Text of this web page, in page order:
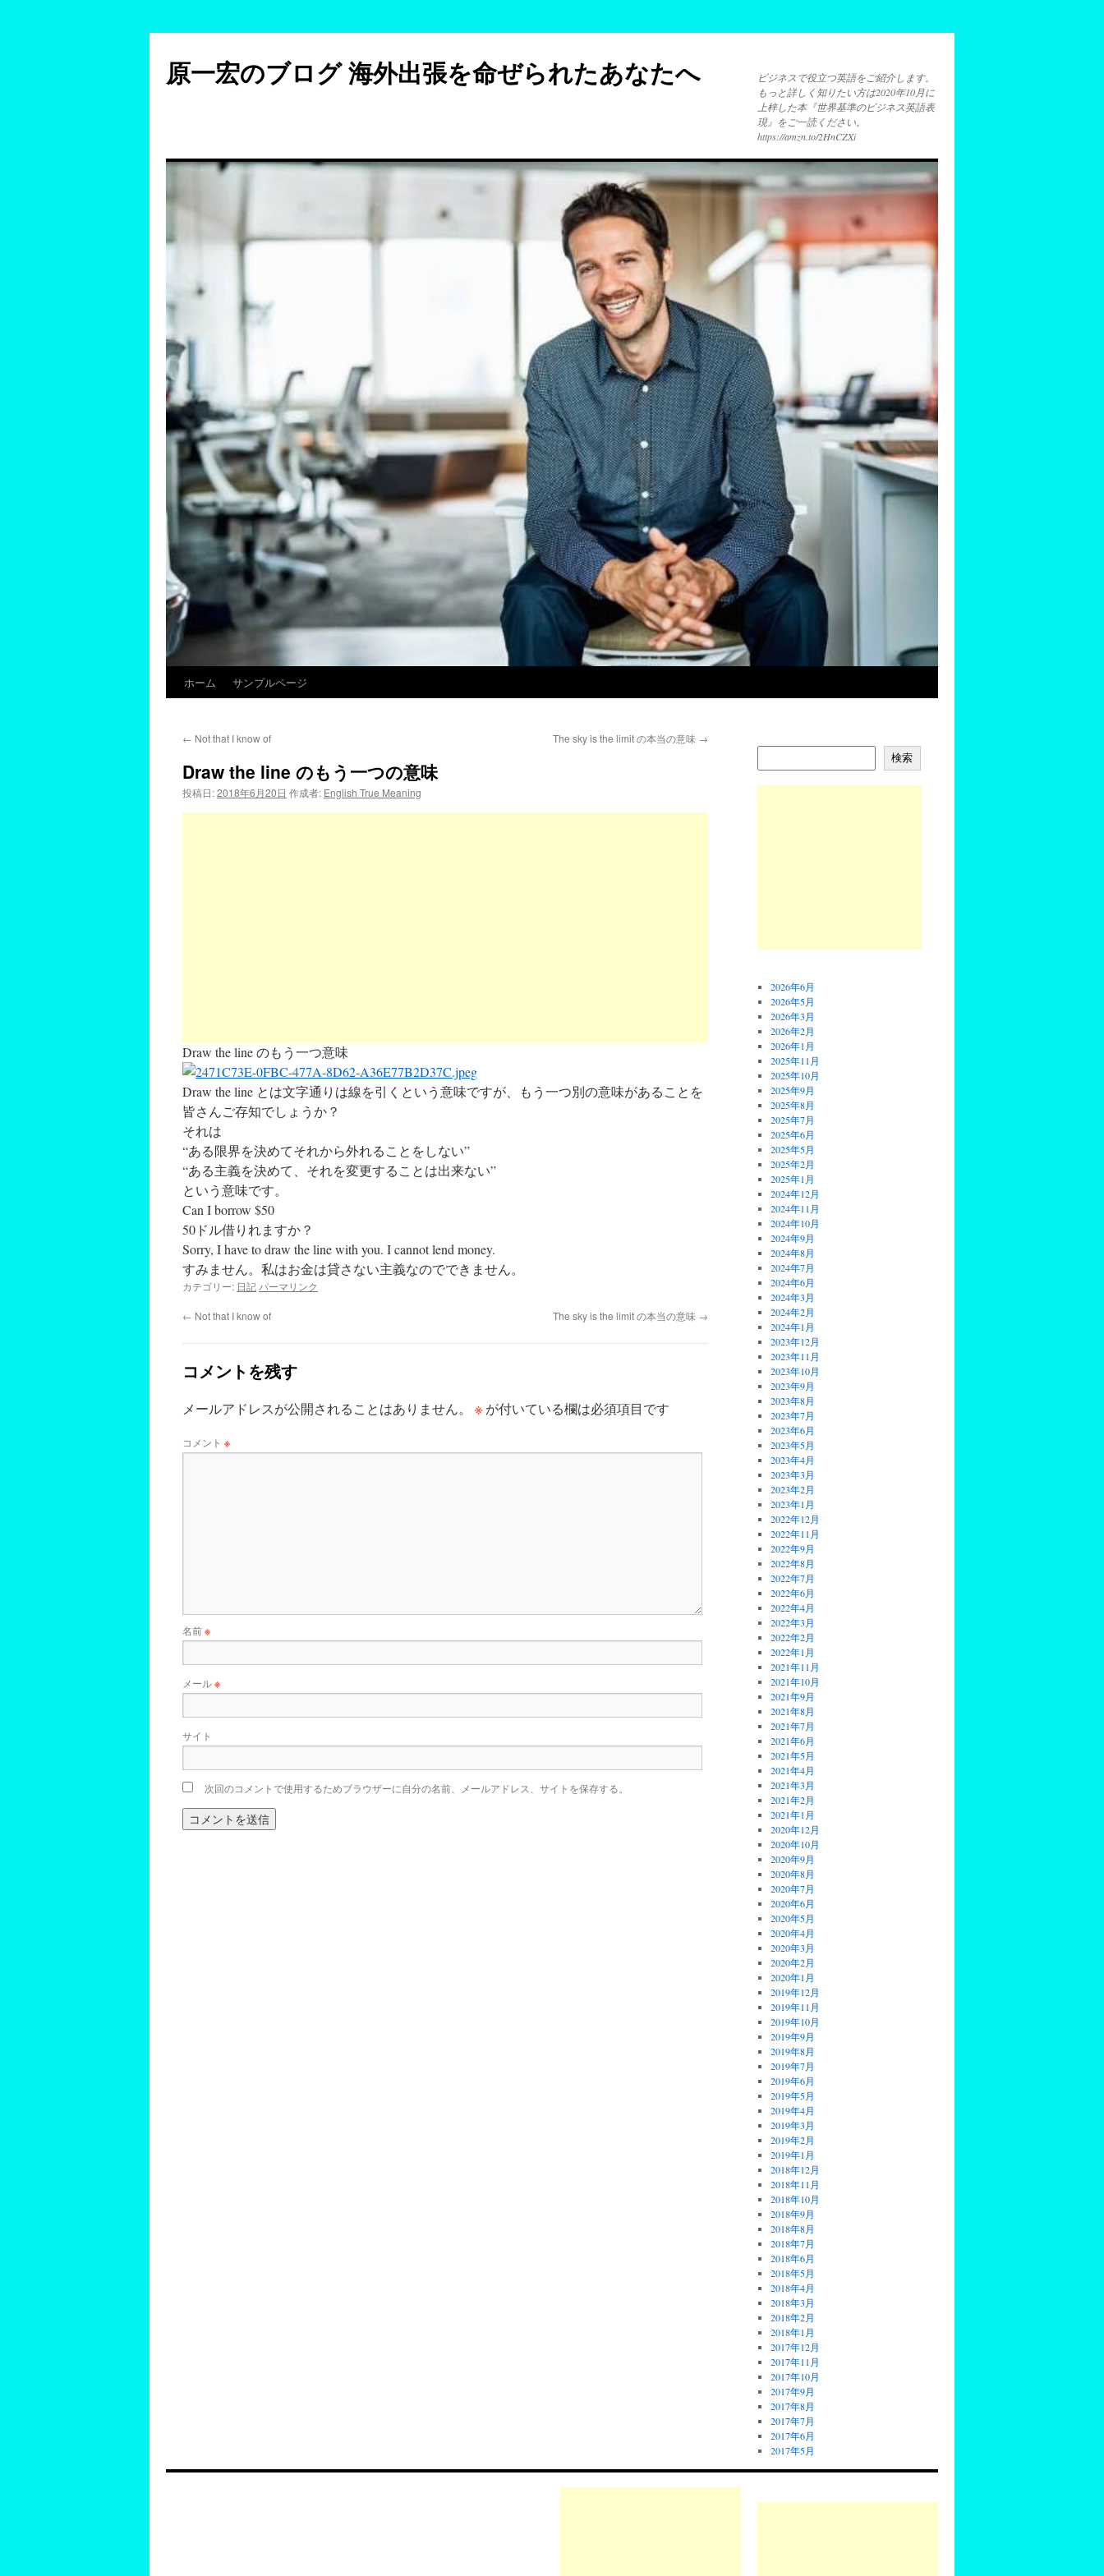
テ
ン
ッ
原一宏のブログ 海外出張を命ぜられたあなたへ
ビジネスで役立つ英語をご紹介します。
もっと詳しく知りたい方は2020年10月に
上梓した本『世界基準のビジネス英語表
現』をご一読ください。
https://amzn.to/2HnCZXi
ホーム サンプルページ
← Not that I know of The sky is the limit の本当の意味 →
Draw the line のもう一つの意味
投稿日:2018年6月20日 作成者: English True Meaning
Draw the line のもう一つ意味
Draw the line とは文字通りは線を引くという意味ですが、もう一つ別の意味があることを
皆さんご存知でしょうか？
それは
“ある限界を決めてそれから外れることをしない”
“ある主義を決めて、それを変更することは出来ない”
という意味です。
Can I borrow $50
50ドル借りれますか？
Sorry, I have to draw the line with you. I cannot lend money.
すみません。私はお金は貸さない主義なのでできません。
カテゴリー: 日記 パーマリンク
← Not that I know of The sky is the limit の本当の意味 →
コメントを残す
メールアドレスが公開されることはありません。 ※ が付いている欄は必須項目です
コメント ※
名前※
メール※
サイト
次回のコメントで使用するためブラウザーに自分の名前、メールアドレス、サイトを保存する。
検索
2026年6月
2026年5月
2026年3月
2026年2月
2026年1月
2025年11月
2025年10月
2025年9月
2025年8月
2025年7月
2025年6月
2025年5月
2025年2月
2025年1月
2024年12月
2024年11月
2024年10月
2024年9月
2024年8月
2024年7月
2024年6月
2024年3月
2024年2月
2024年1月
2023年12月
2023年11月
2023年10月
2023年9月
2023年8月
2023年7月
2023年6月
2023年5月
2023年4月
2023年3月
2023年2月
2023年1月
2022年12月
2022年11月
2022年9月
2022年8月
2022年7月
2022年6月
2022年4月
2022年3月
2022年2月
2022年1月
2021年11月
2021年10月
2021年9月
2021年8月
2021年7月
2021年6月
2021年5月
2021年4月
2021年3月
2021年2月
2021年1月
2020年12月
2020年10月
2020年9月
2020年8月
2020年7月
2020年6月
2020年5月
2020年4月
2020年3月
2020年2月
2020年1月
2019年12月
2019年11月
2019年10月
2019年9月
2019年8月
2019年7月
2019年6月
2019年5月
2019年4月
2019年3月
2019年2月
2019年1月
2018年12月
2018年11月
2018年10月
2018年9月
2018年8月
2018年7月
2018年6月
2018年5月
2018年4月
2018年3月
2018年2月
2018年1月
2017年12月
2017年11月
2017年10月
2017年9月
2017年8月
2017年7月
2017年6月
2017年5月